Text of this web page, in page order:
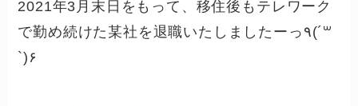
2021年3月末日をもって、移住後もテレワーク
で勤め続けた某社を退職いたしましたーっ٩(´꒳
`)۶